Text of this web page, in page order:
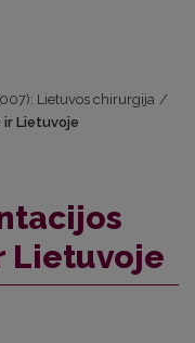
Lietuvos chirurgija /
Lietuvoje
Lietuvoje